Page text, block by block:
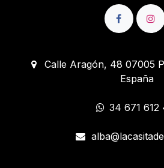
Calle Aragón, 48 07005
España
34 671 612